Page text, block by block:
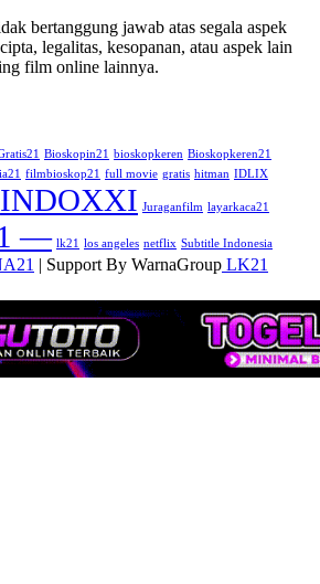
bertanggung jawab atas segala aspek
legalitas, kesopanan, atau aspek lain
film online lainnya.
Bioskopin21 bioskopkeren Bioskopkeren21
filmbioskop21 full movie gratis hitman IDLIX
INDOXXI Juraganfilm layarkaca21
— lk21 los angeles netflix Subtitle Indonesia
| Support By WarnaGroup LK21